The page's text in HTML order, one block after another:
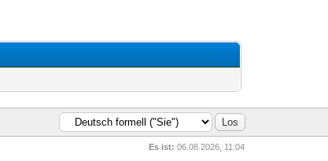
Es ist: 06.08.2026, 11:04